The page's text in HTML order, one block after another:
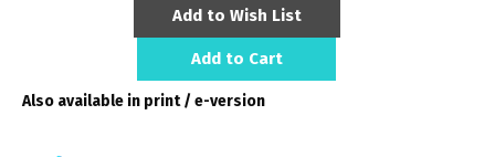
Add to Wish List
Add to Cart
Also available in print / e-version